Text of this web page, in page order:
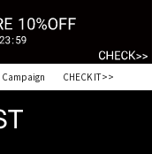
Campaign CHECK IT>>